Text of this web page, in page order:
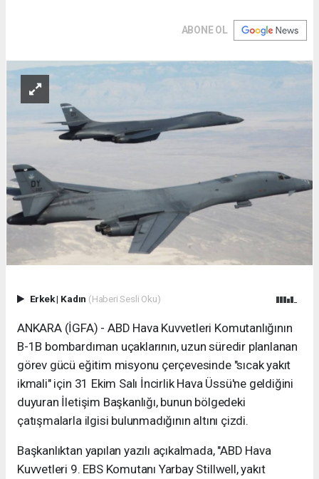
ABONE OL
Erkek| Kadın (Haberi Sesli Oku)
ANKARA (İGFA) - ABD Hava Kuvvetleri Komutanlığının
B-1B bombardıman uçaklarının, uzun süredir planlanan
görev gücü eğitim misyonu çerçevesinde "sıcak yakıt
ikmali" için 31 Ekim Salı İncirlik Hava Üssü'ne geldiğini
duyuran İletişim Başkanlığı, bunun bölgedeki
çatışmalarla ilgisi bulunmadığının altını çizdi.
Başkanlıktan yapılan yazılı açıkalmada, "ABD Hava
Kuvvetleri 9. EBS Komutanı Yarbay Stillwell, yakıt